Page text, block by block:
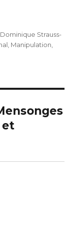
Dominique Strauss-
Manipulation
et